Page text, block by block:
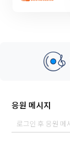
응원 메시지